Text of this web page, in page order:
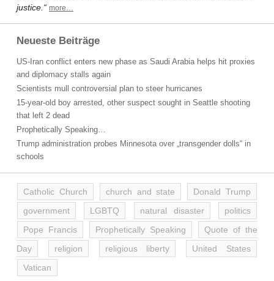
justice.“ more…
Neueste Beiträge
US-Iran conflict enters new phase as Saudi Arabia helps hit proxies
and diplomacy stalls again
Scientists mull controversial plan to steer hurricanes
15-year-old boy arrested, other suspect sought in Seattle shooting
that left 2 dead
Prophetically Speaking…
Trump administration probes Minnesota over „transgender dolls“ in
schools
Catholic Church church and state
Donald Trump
government
LGBTQ natural disaster
politics
Pope Francis
Prophetically Speaking
Quote of the
Day
religion religious liberty
United States
Vatican